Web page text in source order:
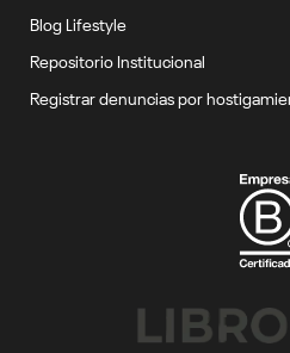
Blog Lifestyle
Repositorio Institucional
Registrar denuncias por